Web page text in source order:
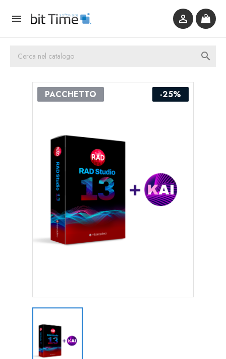
 

-25%
PACCHETTO